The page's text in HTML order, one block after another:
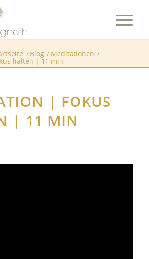
/ Blog / Meditationen /
halten | 11 min
| FOKUS
| 11 MIN